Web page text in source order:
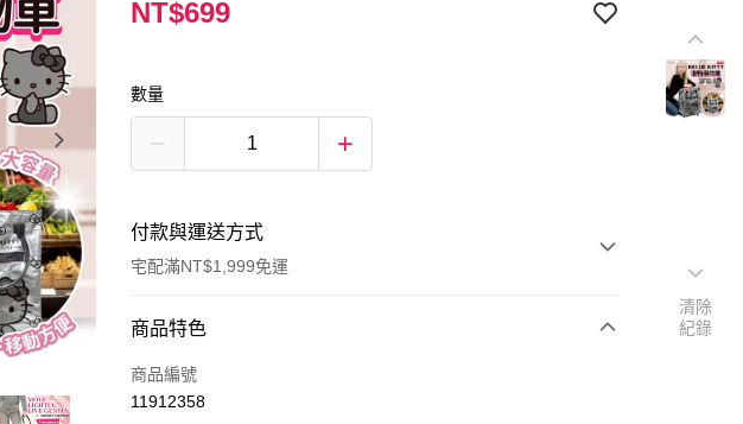
NT$699
數量
付款與運送方式
宅配滿NT$1,999免運
付款方式
信用卡一次付款
商品特色
商品編號
11912358
清除
紀錄